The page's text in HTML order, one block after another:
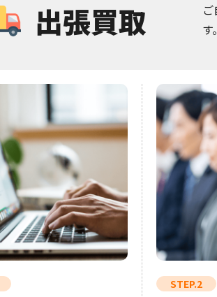
出張買取
す
STEP.2